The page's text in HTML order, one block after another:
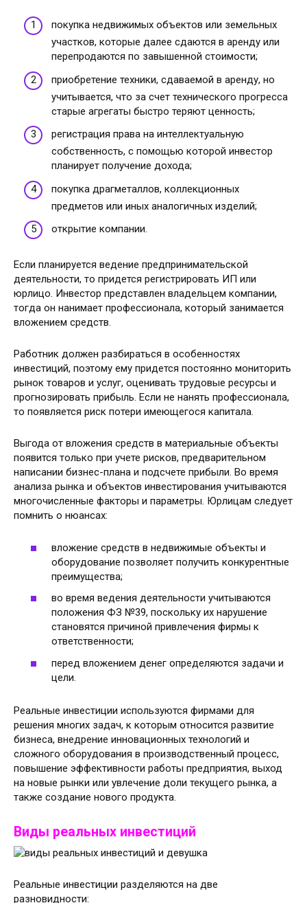
покупка недвижимых объектов или земельных
участков, которые далее сдаются в аренду или
перепродаются по завышенной стоимости;
приобретение техники, сдаваемой в аренду, но
учитывается, что за счет технического прогресса
старые агрегаты быстро теряют ценность;
регистрация права на интеллектуальную
собственность, с помощью которой инвестор
планирует получение дохода;
покупка драгметаллов, коллекционных
предметов или иных аналогичных изделий;
открытие компании.
Если планируется ведение предпринимательской
деятельности, то придется регистрировать ИП или
юрлицо. Инвестор представлен владельцем компании,
тогда он нанимает профессионала, который занимается
вложением средств.
Работник должен разбираться в особенностях
инвестиций, поэтому ему придется постоянно мониторить
рынок товаров и услуг, оценивать трудовые ресурсы и
прогнозировать прибыль. Если не нанять профессионала,
то появляется риск потери имеющегося капитала.
Выгода от вложения средств в материальные объекты
появится только при учете рисков, предварительном
написании бизнес-плана и подсчете прибыли. Во время
анализа рынка и объектов инвестирования учитываются
многочисленные факторы и параметры. Юрлицам следует
помнить о нюансах:
вложение средств в недвижимые объекты и
оборудование позволяет получить конкурентные
преимущества;
во время ведения деятельности учитываются
положения ФЗ №39, поскольку их нарушение
становятся причиной привлечения фирмы к
ответственности;
перед вложением денег определяются задачи и
цели.
Реальные инвестиции используются фирмами для
решения многих задач, к которым относится развитие
бизнеса, внедрение инновационных технологий и
сложного оборудования в производственный процесс,
повышение эффективности работы предприятия, выход
на новые рынки или увлечение доли текущего рынка, а
также создание нового продукта.
Виды реальных инвестиций
Реальные инвестиции разделяются на две
разновидности: